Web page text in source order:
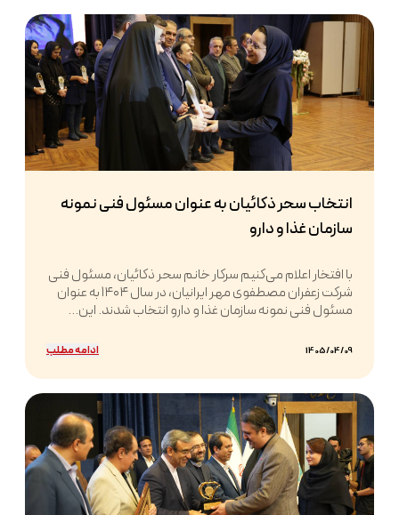
انتخاب سحر ذکائیان به عنوان مسئول فنی نمونه
سازمان غذا و دارو
با افتخار اعلام می‌کنیم سرکار خانم سحر ذکائیان، مسئول فنی
شرکت زعفران مصطفوی مهر ایرانیان، در سال ۱۴۰۴ به عنوان
مسئول فنی نمونه سازمان غذا و دارو انتخاب شدند. این...
1405/04/09 ادامه مطلب